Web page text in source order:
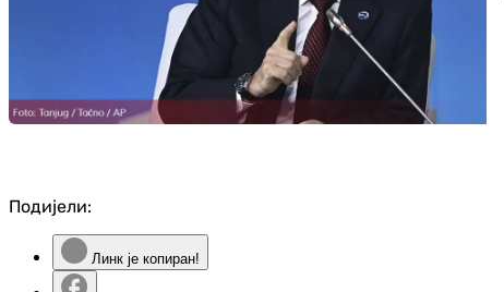
Подијели:
Линк је копиран!